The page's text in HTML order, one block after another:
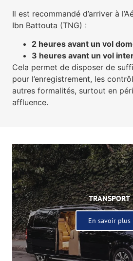
Il est recommandé d’arriver à
Ibn Battouta (TNG) :
2 heures avant un vol
3 heures avant un vol
Cela permet de disposer de
pour l’enregistrement, les
autres formalités, surtout en
affluence.
TRANSPORT
En savoir plus